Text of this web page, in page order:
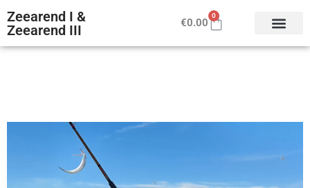
Zeearend I &
Zeearend III
€0.00
0